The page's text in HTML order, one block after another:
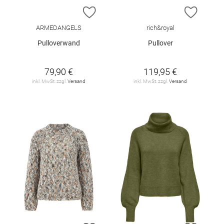
ZUR WUNSCHLISTE HINZUFÜGEN
ARMEDANGELS
Pulloverwand
79,90 €
inkl. MwSt. zzgl. Versand
ZUR
rich&royal
Pullover
119,95 €
inkl. MwSt. zzgl. Versand